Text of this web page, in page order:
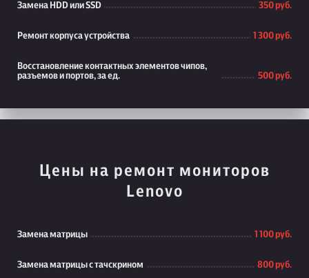
Замена HDD или SSD 350 руб.
Ремонт корпуса устройства 1 300 руб.
Восстановление контактных элементов чипов,
разъемов и портов, за ед.
500 руб.
Цены на ремонт мониторов
Lenovo
Замена матрицы 1 100 руб.
Замена матрицы с тачскрином 800 руб.